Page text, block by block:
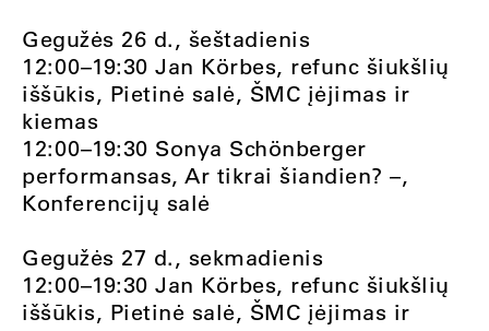
Gegužės 26 d., šeštadienis
12:00–19:30 Jan Körbes, refunc šiukšlių
iššūkis, Pietinė salė, ŠMC įėjimas ir
kiemas
12:00–19:30 Sonya Schönberger
performansas, Ar tikrai šiandien? –,
Konferencijų salė
Gegužės 27 d., sekmadienis
12:00–19:30 Jan Körbes, refunc šiukšlių
iššūkis, Pietinė salė, ŠMC įėjimas ir